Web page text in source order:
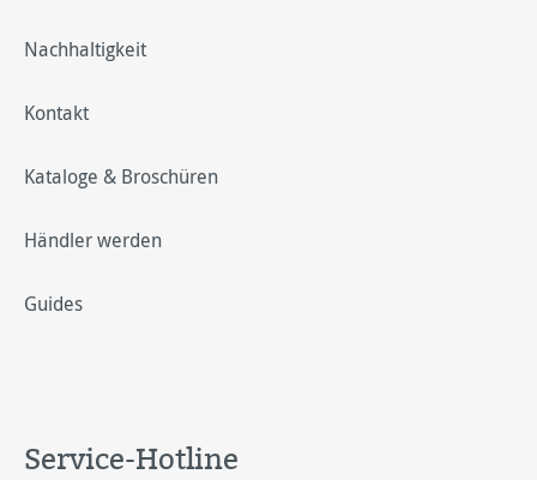
Nachhaltigkeit
Kontakt
Kataloge & Broschüren
Händler werden
Guides
Service-Hotline